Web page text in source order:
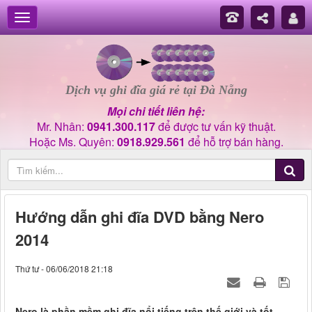
Dịch vụ ghi đĩa giá rẻ tại Đà Nẵng
Mọi chi tiết liên hệ:
Mr. Nhân: 0941.300.117để được tư vấn kỹ thuật.
Hoặc Ms. Quyên: 0918.929.561 để hỗ trợ bán hàng.
Hướng dẫn ghi đĩa DVD bằng Nero
2014
Thứ tư - 06/06/2018 21:18